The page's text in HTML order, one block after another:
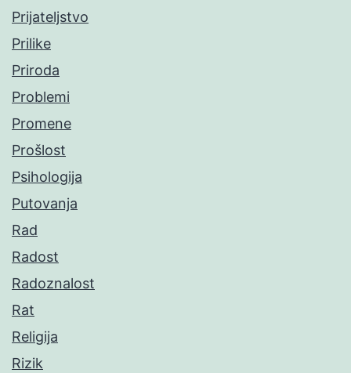
Prijateljstvo
Prilike
Priroda
Problemi
Promene
Prošlost
Psihologija
Putovanja
Rad
Radost
Radoznalost
Rat
Religija
Rizik